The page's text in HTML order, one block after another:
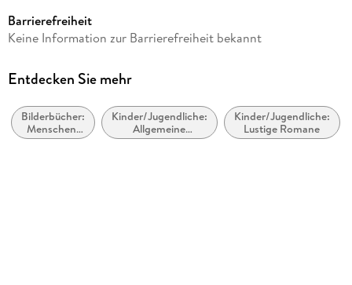
Altersempfehlung
Reihe
Autor/Autorin
Max Osswald
Barrierefreiheit
Keine Information zur Barrierefreiheit bekannt
Entdecken Sie mehr
Bilderbücher:
Menschen,
Figuren,
Kinder/Jugendliche:
Allgemeine
Interessen:
Kinder/Jugendliche:
Lustige Romane